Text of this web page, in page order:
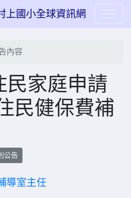
上國小全球資訊網
內容
民家庭申請
民健保費補
公告
導室主任